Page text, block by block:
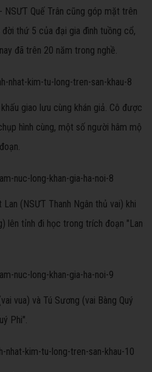
NSƯT Quế Trân cũng góp mặt trên
đời thứ 5 của đại gia đình tuồng cổ,
đã trên 20 năm trong nghề.
giao lưu cùng khán giả. Cô được
hình cùng, một số người hâm mộ
(NSƯT Thanh Ngân thủ vai) khi
lên tỉnh đi học trong trích đoạn "Lan
vua) và Tú Sương (vai Bàng Quý
Phi".